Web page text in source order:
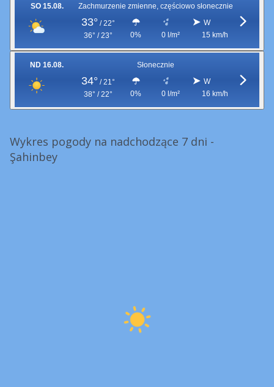
SO 15.08. Zachmurzenie zmienne, częściowo słonecznie
33° / 22°
36° / 23°
0% 0 l/m²
W
15 km/h
ND 16.08. Słonecznie
34° / 21°
38° / 22°
0% 0 l/m²
W
16 km/h
Wykres pogody na nadchodzące 7 dni -
Şahinbey